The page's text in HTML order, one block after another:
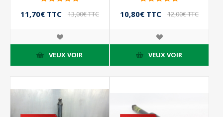
11,70€ TTC 13,00€ TTC
VEUX VOIR
10,80€ TTC 12,00€ TTC
VEUX VOIR